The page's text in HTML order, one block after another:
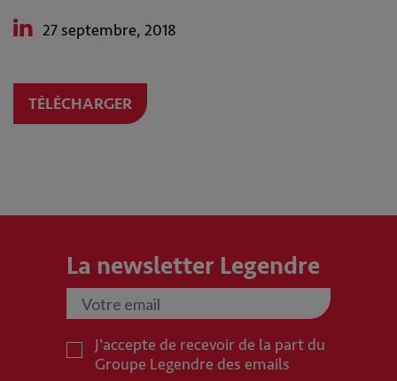
27 septembre, 2018
TÉLÉCHARGER
La newsletter Legendre
J'accepte de recevoir de la part du
Groupe Legendre des emails